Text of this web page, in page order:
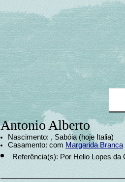
Antonio Alberto
Nascimento: , Sabóia (hoje Italia)
Casamento: com Margarida Branca
Referência(s): Por Helio Lopes da